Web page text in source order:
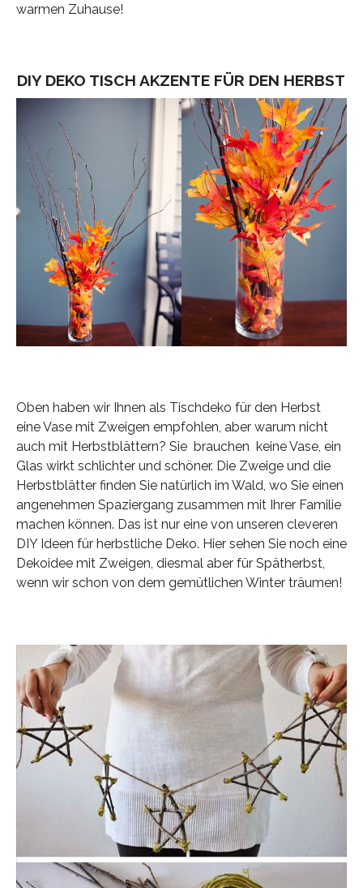
warmen Zuhause!
DIY DEKO TISCH AKZENTE FÜR DEN HERBST
Oben haben wir Ihnen als Tischdeko für den Herbst
eine Vase mit Zweigen empfohlen, aber warum nicht
auch mit Herbstblättern? Sie brauchen keine Vase, ein
Glas wirkt schlichter und schöner. Die Zweige und die
Herbstblätter finden Sie natürlich im Wald, wo Sie einen
angenehmen Spaziergang zusammen mit Ihrer Familie
machen können. Das ist nur eine von unseren cleveren
DIY Ideen für herbstliche Deko. Hier sehen Sie noch eine
Dekoidee mit Zweigen, diesmal aber für Spätherbst,
wenn wir schon von dem gemütlichen Winter träumen!